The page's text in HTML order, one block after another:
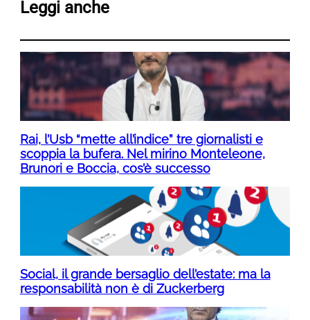
Leggi anche
Rai, l’Usb “mette all’indice” tre giornalisti e
scoppia la bufera. Nel mirino Monteleone,
Brunori e Boccia, cos’è successo
Social, il grande bersaglio dell’estate: ma la
responsabilità non è di Zuckerberg